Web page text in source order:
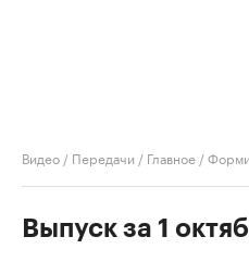
Видео / Передачи / Главное /
Выпуск за 1